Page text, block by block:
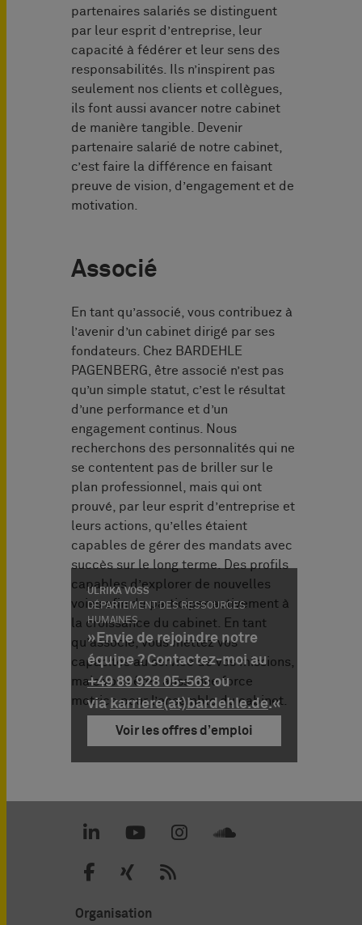
partenaires salariés se distinguent
par leur esprit d’entreprise, leur
capacité à fédérer et leur sens des
responsabilités. Ils n’inspirent pas
seulement nos clients et collègues,
ils font aussi avancer notre cabinet
de manière tangible. Devenir
partenaire salarié de notre cabinet,
c’est faire la différence en faisant
preuve de vision, d’engagement et de
motivation.
Associé
En tant qu’associé, vous contribuez à
l’avenir d’un cabinet dirigé par ses
fondateurs. Chez BARDEHLE
PAGENBERG, être associé n’est pas
qu’un simple statut, c’est le résultat
d’une performance et d’un
engagement continus. Nous
recherchons des personnalités qui ne
se contentent pas de briller sur le
plan professionnel, mais qui ont
prouvé, par leur esprit d’entreprise et
leurs actions, qu’elles étaient
capables de gérer des mandats avec
succès sur le long terme. Des profils
capables d’explorer de nouvelles
voies afin de participer activement à
la croissance du cabinet. En tant
qu’associé, vous mettez vos
capacités au service de vos missions,
mais vous êtes aussi une force
motrice pour l’ensemble du cabinet.
ULRIKA VOSS
DÉPARTEMENT DES RESSOURCES
HUMAINES
»Envie de rejoindre notre
équipe ? Contactez-moi au
+49 89 928 05-563ou
via karriere(at)bardehle.de.«
Voir les offres d’emploi
Organisation